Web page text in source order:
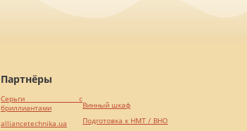
Партнёры
Серьги с
бриллиантами
alliancetechnika.ua
Винный шкаф
Подготовка к НМТ / ВНО